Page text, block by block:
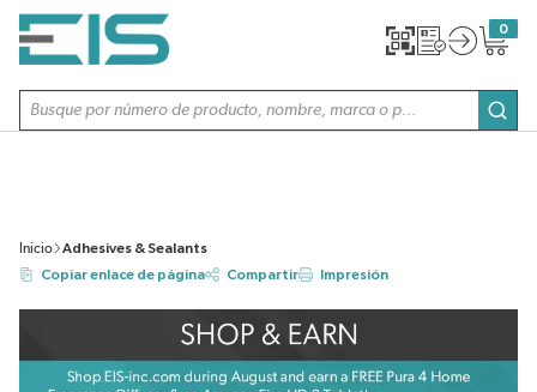
SALTAR AL CONTENIDO PRINCIPAL
Búsqueda de sitio
0
{0}
Inicio
Adhesives & Sealants
Copiar enlace de página
Compartir Impresión